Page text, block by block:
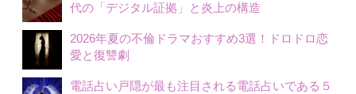
代の「デジタル証拠」と炎上の構造
2026年夏の不倫ドラマおすすめ3選！ドロドロ恋
愛と復讐劇
電話占い戸隠が最も注目される電話占いである５